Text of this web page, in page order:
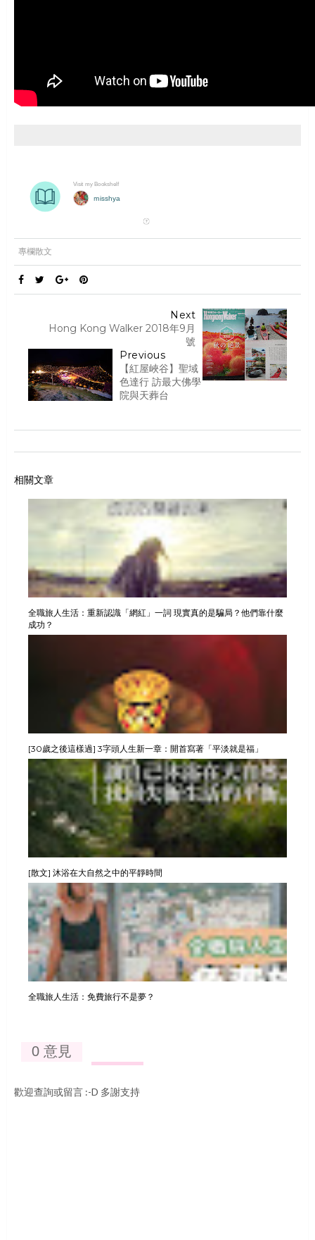
專欄散文
Next
Hong Kong Walker 2018年9月
號
Previous
【紅屋峽谷】聖域
色達行 訪最大佛學
院與天葬台
相關文章
全職旅人生活：重新認識「網紅」一詞 現實真的是騙局？他們靠什麼
成功？
[30歲之後這樣過] 3字頭人生新一章：開首寫著「平淡就是福」
[散文] 沐浴在大自然之中的平靜時間
全職旅人生活：免費旅行不是夢？
0 意見
歡迎查詢或留言 :-D 多謝支持